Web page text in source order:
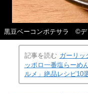
黒豆ベーコンポテサラ ©デ
記事を読む ガーリッ
ッポロ一番塩らーめ
ルメ」絶品レシピ10